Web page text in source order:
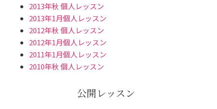
2013年秋 個人レッスン
2013年1月個人レッスン
2012年秋 個人レッスン
2012年1月個人レッスン
2011年1月個人レッスン
2010年秋 個人レッスン
公開レッスン